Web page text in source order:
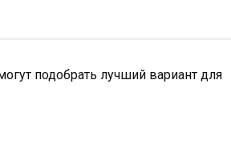
подобрать лучший вариант для